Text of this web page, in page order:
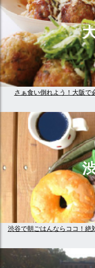
さぁ食い倒れよう！大阪で
渋谷で朝ごはんならココ！絶